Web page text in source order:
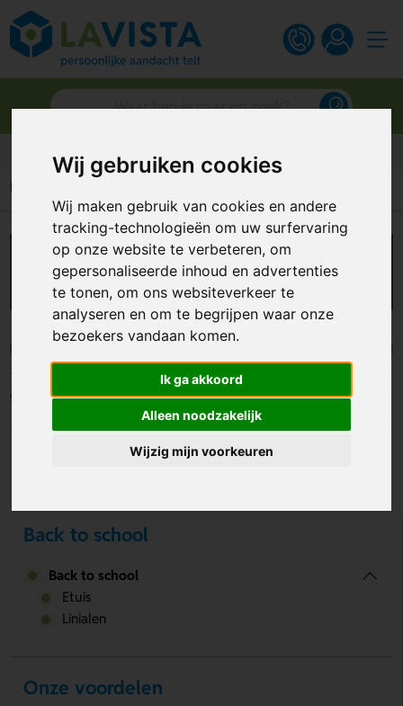
Wij gebruiken cookies
Wij maken gebruik van cookies en andere
tracking-technologieën om uw surfervaring
op onze website te verbeteren, om
gepersonaliseerde inhoud en advertenties
te tonen, om ons websiteverkeer te
analyseren en om te begrijpen waar onze
bezoekers vandaan komen.
Ik ga akkoord
Alleen noodzakelijk
Wijzig mijn voorkeuren
Home
Back to school
Filters
Er zijn helaas geen resultaten.
Back to school
Back to school
Etuis
Linialen
Onze voordelen